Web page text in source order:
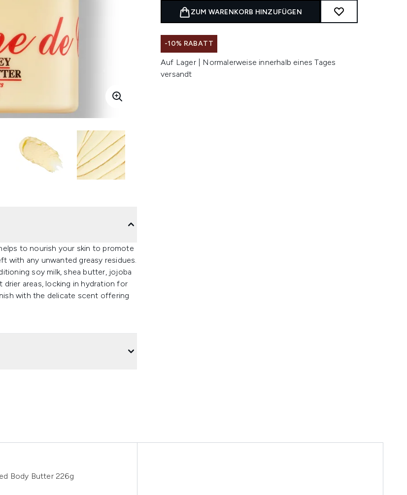
ZUM WARENKORB HINZUFÜGEN
-10% RABATT
Auf Lager | Normalerweise innerhalb eines Tages
versandt
to nourish your skin to promote
with any unwanted greasy residues.
soy milk, shea butter, jojoba
areas, locking in hydration for
with the delicate scent offering
Body Butter 226g